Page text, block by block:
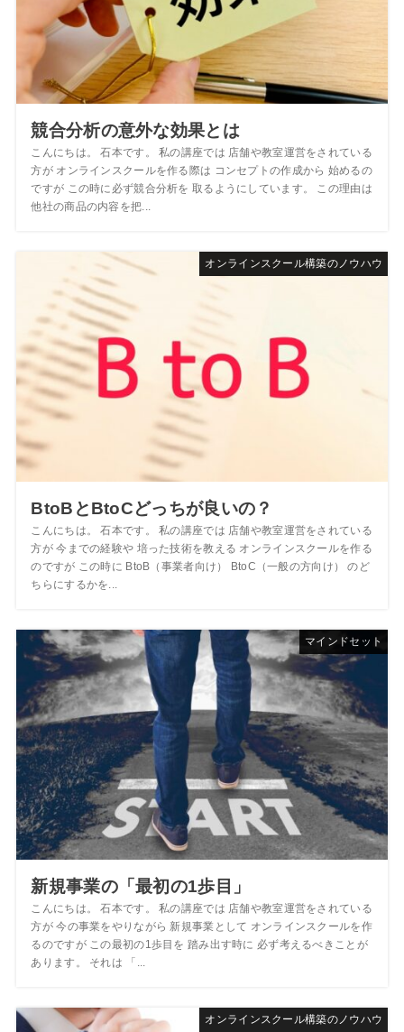
競合分析の意外な効果とは
こんにちは。 石本です。 私の講座では 店舗や教室運営をされている
方が オンラインスクールを作る際は コンセプトの作成から 始めるの
ですが この時に必ず競合分析を 取るようにしています。 この理由は
他社の商品の内容を把...
オンラインスクール構築のノウハウ
BtoBとBtoCどっちが良いの？
こんにちは。 石本です。 私の講座では 店舗や教室運営をされている
方が 今までの経験や 培った技術を教える オンラインスクールを作る
のですが この時に BtoB（事業者向け） BtoC（一般の方向け） のど
ちらにするかを...
マインドセット
新規事業の「最初の1歩目」
こんにちは。 石本です。 私の講座では 店舗や教室運営をされている
方が 今の事業をやりながら 新規事業として オンラインスクールを作
るのですが この最初の1歩目を 踏み出す時に 必ず考えるべきことが
あります。 それは 「...
オンラインスクール構築のノウハウ